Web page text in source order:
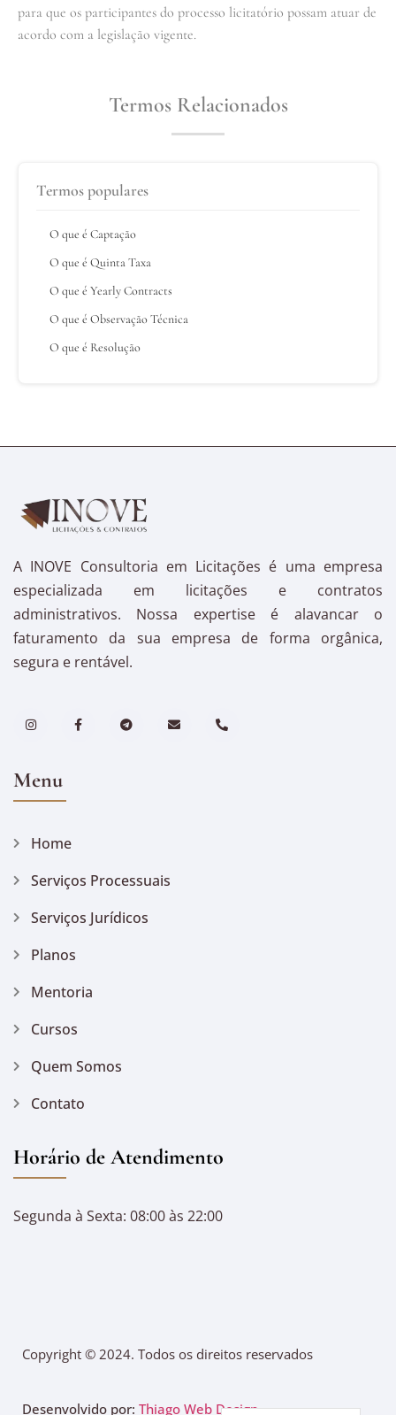
para que os participantes do processo licitatório possam atuar de
acordo com a legislação vigente.
Termos Relacionados
Termos populares
O que é Captação
O que é Quinta Taxa
O que é Yearly Contracts
O que é Observação Técnica
O que é Resolução
A INOVE Consultoria em Licitações é uma empresa
especializada em licitações e contratos
administrativos. Nossa expertise é alavancar o
faturamento da sua empresa de forma orgânica,
segura e rentável.
Menu
Home
Serviços Processuais
Serviços Jurídicos
Planos
Mentoria
Cursos
Quem Somos
Contato
Horário de Atendimento
Segunda à Sexta: 08:00 às 22:00
Copyright © 2024. Todos os direitos reservados
Desenvolvido por: Thiago Web Design